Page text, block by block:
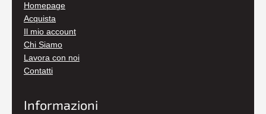
Homepage
Acquista
Il mio account
Chi Siamo
Lavora con noi
Contatti
Informazioni